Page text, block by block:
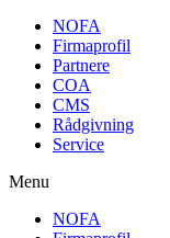
NOFA
Firmaprofil
Partnere
COA
CMS
Rådgivning
Service
Menu
NOFA